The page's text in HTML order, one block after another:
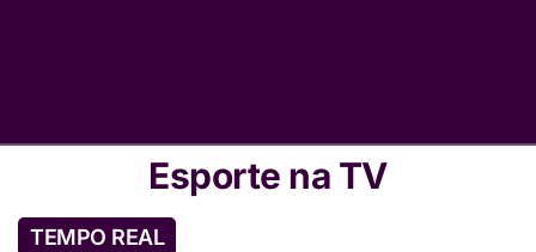
Esporte na TV
TEMPO REAL